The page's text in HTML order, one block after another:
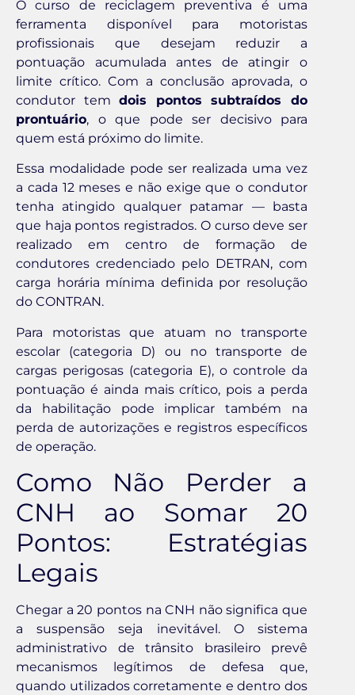
O curso de reciclagem preventiva é uma
ferramenta disponível para motoristas
profissionais que desejam reduzir a
pontuação acumulada antes de atingir o
limite crítico. Com a conclusão aprovada, o
condutor temdois pontos subtraídos do
prontuário, o que pode ser decisivo para
quem está próximo do limite.
Essa modalidade pode ser realizada uma vez
a cada 12 meses e não exige que o condutor
tenha atingido qualquer patamar — basta
que haja pontos registrados. O curso deve ser
realizado em centro de formação de
condutores credenciado pelo DETRAN, com
carga horária mínima definida por resolução
do CONTRAN.
Para motoristas que atuam no transporte
escolar (categoria D) ou no transporte de
cargas perigosas (categoria E), o controle da
pontuação é ainda mais crítico, pois a perda
da habilitação pode implicar também na
perda de autorizações e registros específicos
de operação.
Como Não Perder a
CNH ao Somar 20
Pontos: Estratégias
Legais
Chegar a 20 pontos na CNH não significa que
a suspensão seja inevitável. O sistema
administrativo de trânsito brasileiro prevê
mecanismos legítimos de defesa que,
quando utilizados corretamente e dentro dos